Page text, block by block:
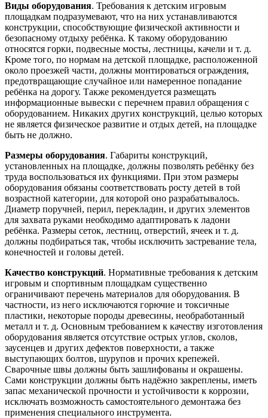
Виды оборудования. Требования к детским игровым
площадкам подразумевают, что на них устанавливаются
конструкции, способствующие физической активности и
безопасному отдыху ребёнка. К такому оборудованию
относятся горки, подвесные мосты, лестницы, качели и т. д.
Кроме того, по нормам на детской площадке, расположенной
около проезжей части, должны монтироваться ограждения,
предотвращающие случайное или намеренное попадание
ребёнка на дорогу. Также рекомендуется размещать
информационные вывески с перечнем правил обращения с
оборудованием. Никаких других конструкций, целью которых
не является физическое развитие и отдых детей, на площадке
быть не должно.
Размеры оборудования. Габариты конструкций,
установленных на площадке, должны позволять ребёнку без
труда воспользоваться их функциями. При этом размеры
оборудования обязаны соответствовать росту детей в той
возрастной категории, для которой оно разрабатывалось.
Диаметр поручней, перил, перекладин, и других элементов
для захвата руками необходимо адаптировать к ладони
ребёнка. Размеры сеток, лестниц, отверстий, ячеек и т. д.
должны подбираться так, чтобы исключить застревание тела,
конечностей и головы детей.
Качество конструкций. Нормативные требования к детским
игровым и спортивным площадкам существенно
ограничивают перечень материалов для оборудования. В
частности, из него исключаются горючие и токсичные
пластики, некоторые породы древесины, необработанный
металл и т. д. Основным требованием к качеству изготовления
оборудования является отсутствие острых углов, сколов,
заусенцев и других дефектов поверхности, а также
выступающих болтов, шурупов и прочих крепежей.
Сварочные швы должны быть зашлифованы и окрашены.
Сами конструкции должны быть надёжно закреплены, иметь
запас механической прочности и устойчивости к коррозии,
исключать возможность самостоятельного демонтажа без
применения специального инструмента.